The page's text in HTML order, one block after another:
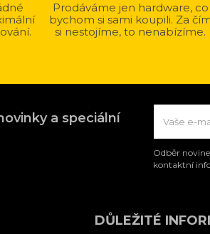
Prodáváme jen hardware, co
bychom si sami koupili. Za
si nestojíme, to nenabízíme.
a speciální
Odběr
kontaktní
DŮLEŽITÉ